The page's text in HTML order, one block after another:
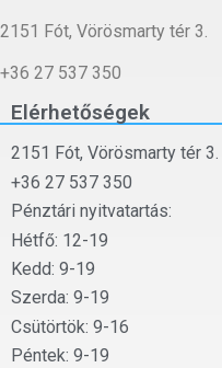
2151 Fót, Vörösmarty tér 3.
+36 27 537 350
Elérhetőségek
2151 Fót, Vörösmarty tér 3.
+36 27 537 350
Pénztári nyitvatartás:
Hétfő: 12-19
Kedd: 9-19
Szerda: 9-19
Csütörtök: 9-16
Péntek: 9-19